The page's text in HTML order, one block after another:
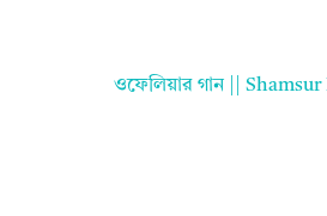
ওফেলিয়ার গান ||